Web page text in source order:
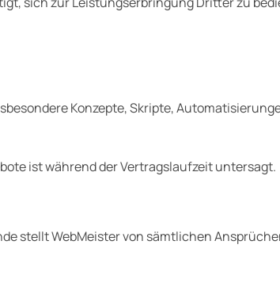
Konzepte, Skripte,
ist während der Vertragslaufzeit untersagt.
stellt WebMeister von sämtlichen